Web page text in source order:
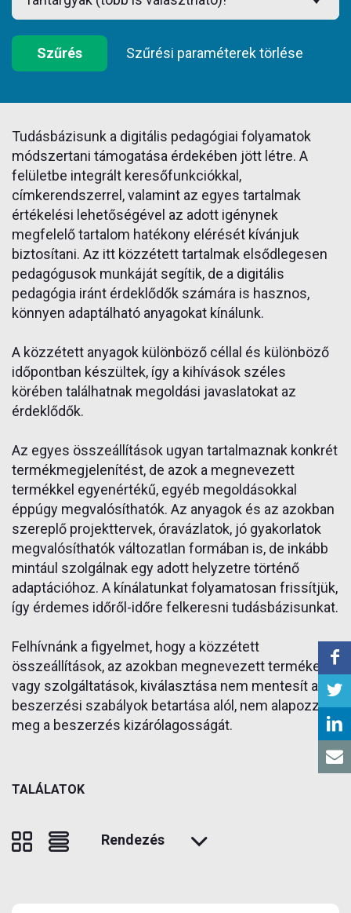
Szűrés Szűrési paraméterek törlése
Tudásbázisunk a digitális pedagógiai folyamatok
módszertani támogatása érdekében jött létre. A
felületbe integrált keresőfunkciókkal,
címkerendszerrel, valamint az egyes tartalmak
értékelési lehetőségével az adott igénynek
megfelelő tartalom hatékony elérését kívánjuk
biztosítani. Az itt közzétett tartalmak elsődlegesen
pedagógusok munkáját segítik, de a digitális
pedagógia iránt érdeklődők számára is hasznos,
könnyen adaptálható anyagokat kínálunk.
A közzétett anyagok különböző céllal és különböző
időpontban készültek, így a kihívások széles
körében találhatnak megoldási javaslatokat az
érdeklődők.
Az egyes összeállítások ugyan tartalmaznak konkrét
termékmegjelenítést, de azok a megnevezett
termékkel egyenértékű, egyéb megoldásokkal
éppúgy megvalósíthatók. Az anyagok és az azokban
szereplő projekttervek, óravázlatok, jó gyakorlatok
megvalósíthatók változatlan formában is, de inkább
mintául szolgálnak egy adott helyzetre történő
adaptációhoz. A kínálatunkat folyamatosan frissítjük,
így érdemes időről-időre felkeresni tudásbázisunkat.
Felhívnánk a figyelmet, hogy a közzétett
összeállítások, az azokban megnevezett termékek
vagy szolgáltatások, kiválasztása nem mentesít a
beszerzési szabályok betartása alól, nem alapozza
meg a beszerzés kizárólagosságát.
TALÁLATOK
Rendezés